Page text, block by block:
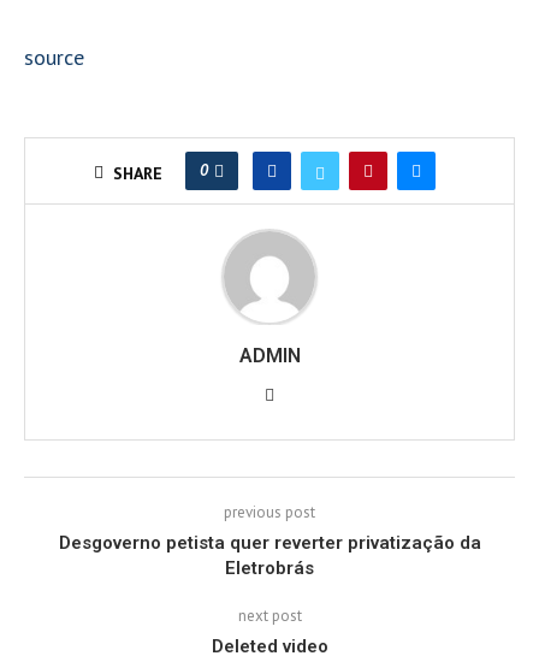
source
SHARE 0
ADMIN
previous post
Desgoverno petista quer reverter privatização da
Eletrobrás
next post
Deleted video